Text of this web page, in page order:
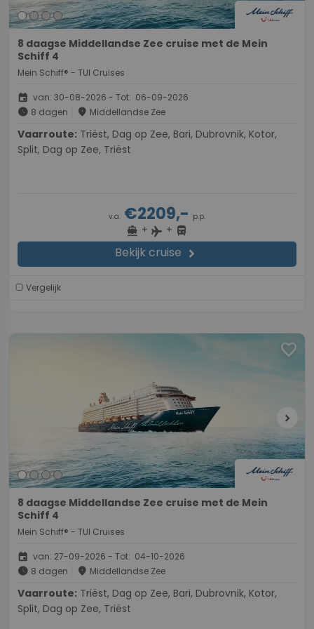
8 daagse Middellandse Zee cruise met de Mein
Schiff 4
Mein Schiff® - TUI Cruises
event van: 30-08-2026 - Tot: 06-09-2026
schedule 8 dagen place Middellandse Zee
Vaarroute:
Split, Dag op Zee, Triëst
v.a. €2209,- p.p.
directions_boat + flight + directions_bus
Bekijk cruise chevron_right
Vergelijk
favorite
chevron_right
8 daagse Middellandse Zee cruise met de Mein
Schiff 4
Mein Schiff® - TUI Cruises
event van: 27-09-2026 - Tot: 04-10-2026
schedule 8 dagen place Middellandse Zee
Vaarroute:
Split, Dag op Zee, Triëst